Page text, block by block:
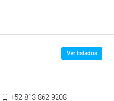
Ver listados
+52 813 862 9208